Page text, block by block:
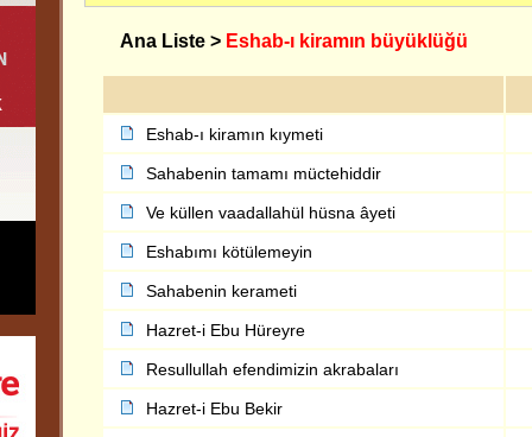
Ana Liste > Eshab-ı kiramın büyüklüğü
Eshab-ı kiramın kıymeti
Sahabenin tamamı müctehiddir
Ve küllen vaadallahül hüsna âyeti
Eshabımı kötülemeyin
Sahabenin kerameti
Hazret-i Ebu Hüreyre
Resullullah efendimizin akrabaları
Hazret-i Ebu Bekir